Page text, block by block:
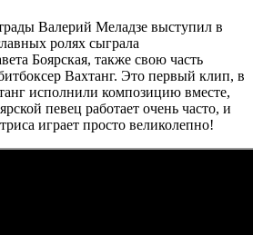
Валерий Меладзе выступил в
ролях сыграла
Боярская, также свою часть
Вахтанг. Это первый клип, в
исполнили композицию вместе,
певец работает очень часто, и
играет просто великолепно!